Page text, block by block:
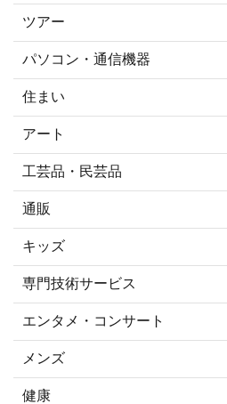
ツアー
パソコン・通信機器
住まい
アート
工芸品・民芸品
通販
キッズ
専門技術サービス
エンタメ・コンサート
メンズ
健康